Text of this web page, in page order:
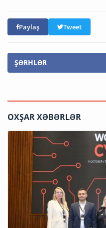
Paylaş Tweet
ŞƏRHLƏR
OXŞAR XƏBƏRLƏR